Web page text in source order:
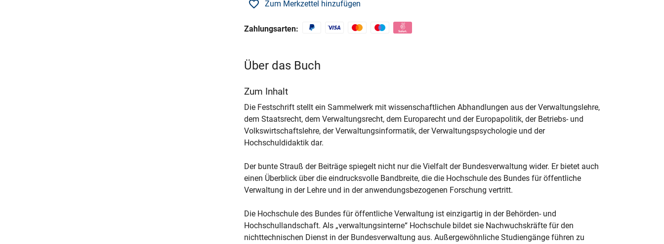
Zum Merkzettel hinzufügen
Zahlungsarten:
Über das Buch
Zum Inhalt
Die Festschrift stellt ein Sammelwerk mit wissenschaftlichen Abhandlungen aus der Verwaltungslehre,
dem Staatsrecht, dem Verwaltungsrecht, dem Europarecht und der Europapolitik, der Betriebs- und
Volkswirtschaftslehre, der Verwaltungsinformatik, der Verwaltungspsychologie und der
Hochschuldidaktik dar.
Der bunte Strauß der Beiträge spiegelt nicht nur die Vielfalt der Bundesverwaltung wider. Er bietet auch
einen Überblick über die eindrucksvolle Bandbreite, die die Hochschule des Bundes für öffentliche
Verwaltung in der Lehre und in der anwendungsbezogenen Forschung vertritt.
Die Hochschule des Bundes für öffentliche Verwaltung ist einzigartig in der Behörden- und
Hochschullandschaft. Als „verwaltungsinterne“ Hochschule bildet sie Nachwuchskräfte für den
nichttechnischen Dienst in der Bundesverwaltung aus. Außergewöhnliche Studiengänge führen zu